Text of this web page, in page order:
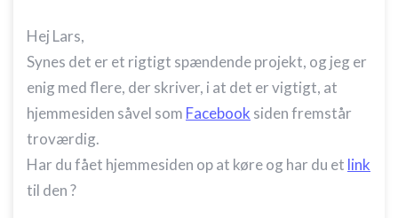
Hej Lars,
Synes det er et rigtigt spændende projekt, og jeg er
enig med flere, der skriver, i at det er vigtigt, at
hjemmesiden såvel som Facebook siden fremstår
troværdig.
Har du fået hjemmesiden op at køre og har du et link
til den ?